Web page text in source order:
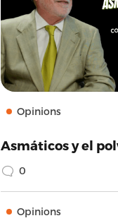
Opinions
Asmáticos y el
0
Opinions